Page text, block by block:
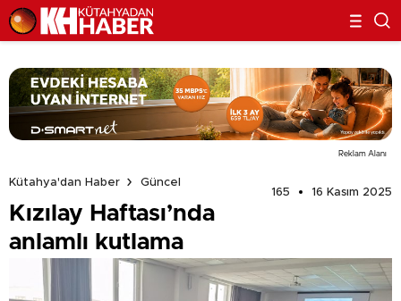
Reklam Alanı
Kütahya'dan Haber
Güncel
165
16 Kasım 2025
Kızılay Haftası’nda
anlamlı kutlama